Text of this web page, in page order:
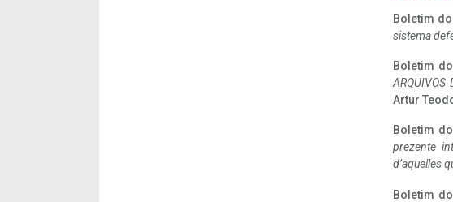
Boletim do
sistema
Boletim
ARQUIVOS
Artur
Boletim
prezente
d’aquelles
Boletim